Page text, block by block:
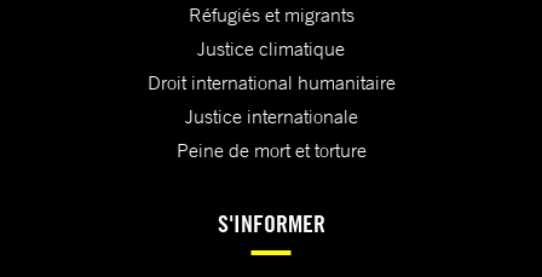
Réfugiés et migrants
Justice climatique
Droit international humanitaire
Justice internationale
Peine de mort et torture
S'INFORMER